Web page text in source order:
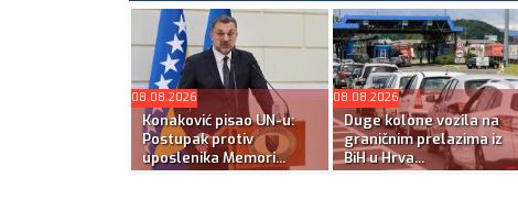
08.08.2026
Konaković pisao UN-u:
Postupak protiv
uposlenika Memori...
08.08.2026
Duge kolone vozila na
graničnim prelazima iz
BiH u Hrva...